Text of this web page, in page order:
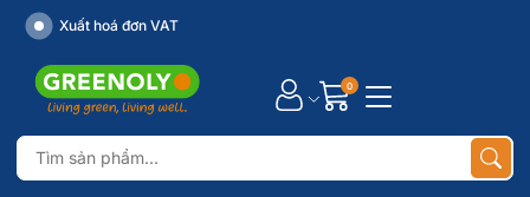
Xuất hoá đơn VAT
0